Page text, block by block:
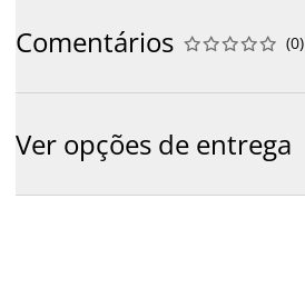
Comentários 




 (0)
Ver opções de entrega